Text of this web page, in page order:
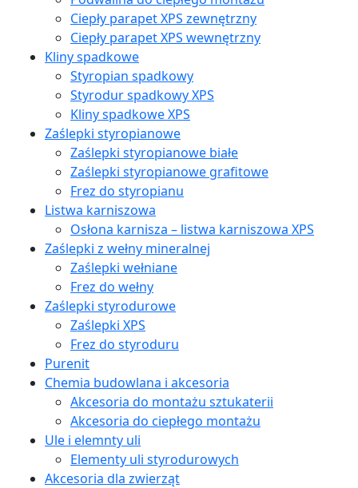
Ciepły parapet XPS zewnętrzny
Ciepły parapet XPS wewnętrzny
Kliny spadkowe
Styropian spadkowy
Styrodur spadkowy XPS
Kliny spadkowe XPS
Zaślepki styropianowe
Zaślepki styropianowe białe
Zaślepki styropianowe grafitowe
Frez do styropianu
Listwa karniszowa
Osłona karnisza – listwa karniszowa XPS
Zaślepki z wełny mineralnej
Zaślepki wełniane
Frez do wełny
Zaślepki styrodurowe
Zaślepki XPS
Frez do styroduru
Purenit
Chemia budowlana i akcesoria
Akcesoria do montażu sztukaterii
Akcesoria do ciepłego montażu
Ule i elemnty uli
Elementy uli styrodurowych
Akcesoria dla zwierząt